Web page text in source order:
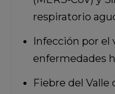
respiratorio
Infección por el
enfermedades
Fiebre del Valle